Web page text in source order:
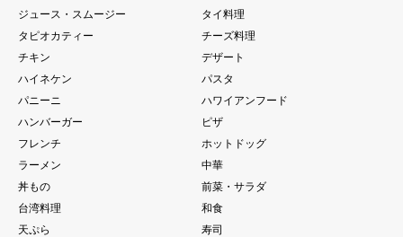
ジュース・スムージー
タイ料理
タピオカティー
チーズ料理
チキン
デザート
ハイネケン
パスタ
パニーニ
ハワイアンフード
ハンバーガー
ピザ
フレンチ
ホットドッグ
ラーメン
中華
丼もの
前菜・サラダ
台湾料理
和食
天ぷら
寿司